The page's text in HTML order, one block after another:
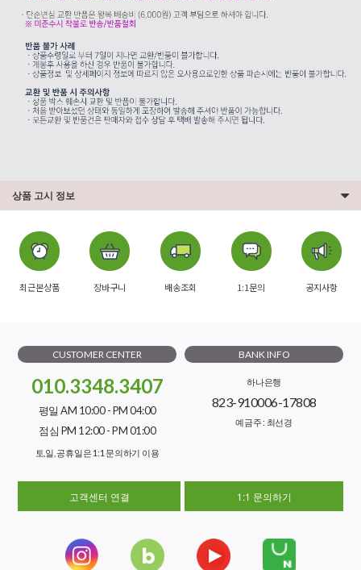
상품 고시 정보
최근본상품 장바구니 배송조회 1:1문의 공지사항
CUSTOMER CENTER
010.3348.3407
평일 AM 10:00 - PM 04:00
점심 PM 12:00 - PM 01:00
토,일, 공휴일은 1:1 문의하기 이용
BANK INFO
하나은행
823-910006-17808
예금주 : 최선경
고객센터 연결 1:1 문의하기